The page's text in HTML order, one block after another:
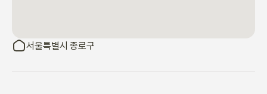
이용 후기